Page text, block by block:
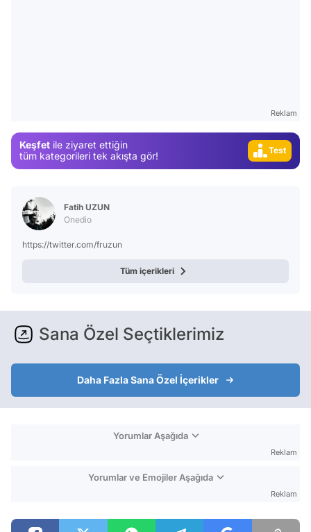
Reklam
Keşfet ile ziyaret ettiğin
tüm kategorileri tek akışta gör!
Test
Fatih UZUN
Onedio
https://twitter.com/fruzun
Tüm içerikleri
Sana Özel Seçtiklerimiz
Daha Fazla Sana Özel İçerikler
Yorumlar Aşağıda
Reklam
Yorumlar ve Emojiler Aşağıda
Reklam